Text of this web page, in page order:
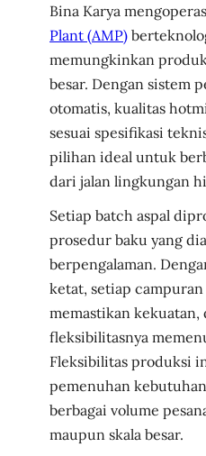
Bina Karya
Plant (AMP)
memungkinkan
besar. Dengan sistem
otomatis, kualitas
sesuai spesifikasi
pilihan ideal untuk
dari jalan lingkungan
Setiap batch aspal
prosedur baku yang
berpengalaman.
ketat, setiap
memastikan kekuatan,
fleksibilitasnya
Fleksibilitas produksi
pemenuhan
berbagai volume
maupun skala besar.